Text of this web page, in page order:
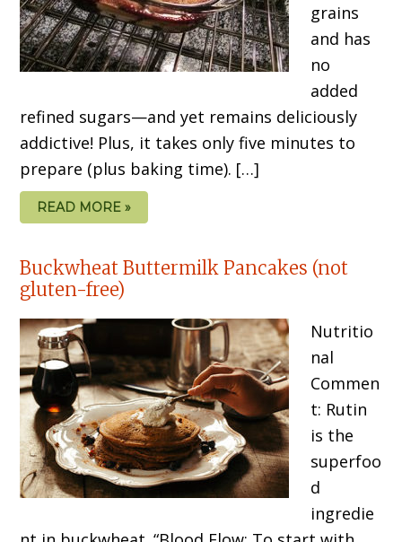
grains
and has
no
added
refined sugars—and yet remains deliciously
addictive! Plus, it takes only five minutes to
prepare (plus baking time). […]
READ MORE »
Buckwheat Buttermilk Pancakes (not
gluten-free)
Nutritio
nal
Commen
t: Rutin
is the
superfoo
d
ingredie